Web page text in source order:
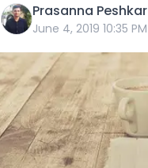
Prasanna Peshkar
June 4, 2019 10:35 PM